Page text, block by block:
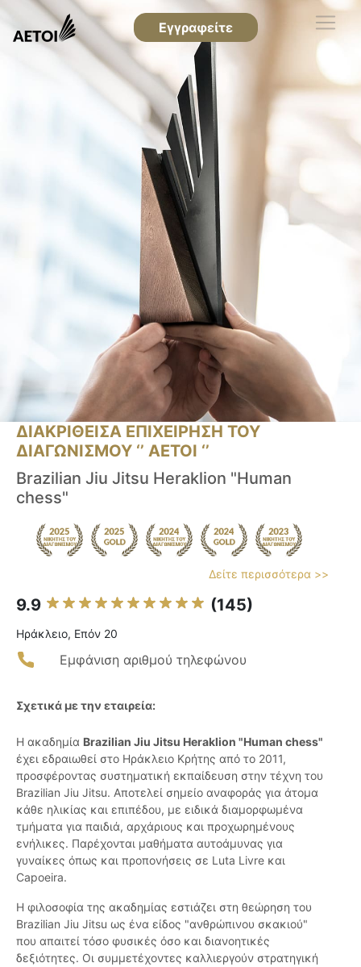
Εγγραφείτε
ΔΙΑΚΡΙΘΕΙΣΑ ΕΠΙΧΕΙΡΗΣΗ ΤΟΥ
ΔΙΑΓΩΝΙΣΜΟΥ ‘’ ΑΕΤΟΙ ‘’
Brazilian Jiu Jitsu Heraklion "Human
chess"
Δείτε περισσότερα >>
9.9 (145)
Ηράκλειο, Επόν 20
Εμφάνιση αριθμού τηλεφώνου
Σχετικά με την εταιρεία:
Η ακαδημία Brazilian Jiu Jitsu Heraklion "Human chess"
έχει εδραιωθεί στο Ηράκλειο Κρήτης από το 2011,
προσφέροντας συστηματική εκπαίδευση στην τέχνη του
Brazilian Jiu Jitsu. Αποτελεί σημείο αναφοράς για άτομα
κάθε ηλικίας και επιπέδου, με ειδικά διαμορφωμένα
τμήματα για παιδιά, αρχάριους και προχωρημένους
ενήλικες. Παρέχονται μαθήματα αυτοάμυνας για
γυναίκες όπως και προπονήσεις σε Luta Livre και
Capoeira.
Η φιλοσοφία της ακαδημίας εστιάζει στη θεώρηση του
Brazilian Jiu Jitsu ως ένα είδος "ανθρώπινου σκακιού"
που απαιτεί τόσο φυσικές όσο και διανοητικές
δεξιότητες. Οι συμμετέχοντες καλλιεργούν στρατηγική